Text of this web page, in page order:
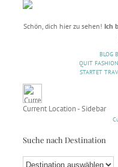
Schön, dich hier zu sehen! Ich
BLOG
QUIT
STARTET
Current Location - Sidebar
Suche nach Destination